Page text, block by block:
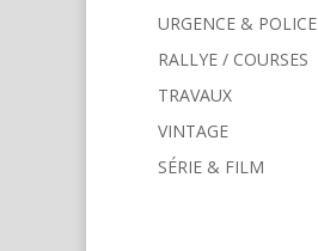
URGENCE & POLICE
RALLYE / COURSES
TRAVAUX
VINTAGE
SÉRIE & FILM